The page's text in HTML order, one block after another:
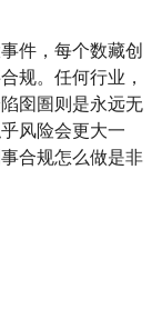
件，每个数藏创
规。任何行业，
囹圄则是永远无
风险会更大一
合规怎么做是非